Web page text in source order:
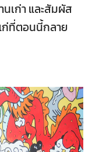
เก่า และสัมผัส
ก่ที่ตอนนี้กลาย